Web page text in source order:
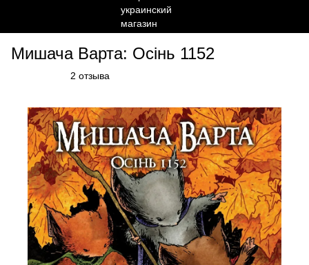
Мишача Варта: Осінь 1152
2 отзыва